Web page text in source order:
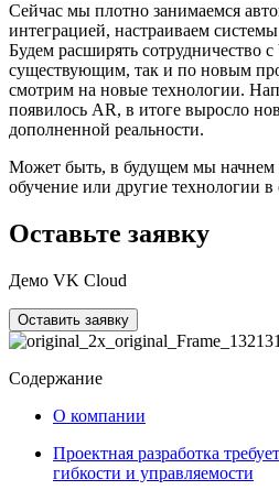
Сейчас мы плотно занимаемся
интеграцией, настраиваем
Будем расширять сотрудничество
существующим, так и по новым
смотрим на новые технологии.
появилось AR, в итоге выросло
дополненной реальности.
Может быть, в будущем мы начнем
обучение или другие технологии
Оставьте заявку
Демо VK Cloud
Оставить заявку
Содержание
О компании
Проектная разработка
гибкости и управляемости